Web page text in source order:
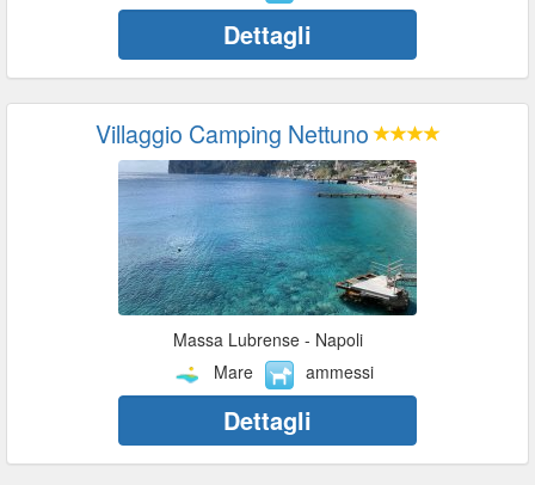
Dettagli
Villaggio Camping Nettuno
Massa Lubrense - Napoli
Mare
ammessi
Dettagli